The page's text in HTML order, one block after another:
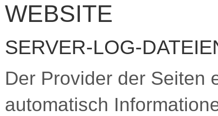
WEBSITE
SERVER-LOG-
Der Provider der Seiten
automatisch